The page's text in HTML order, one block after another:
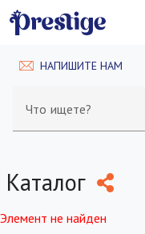
НАПИШИТЕ НАМ
Что ищете?
Каталог
Элемент не найден